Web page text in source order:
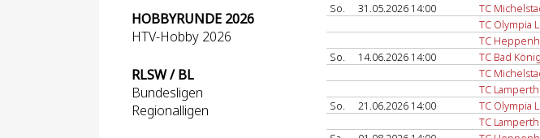
HOBBYRUNDE 2026
HTV-Hobby 2026
RLSW / BL
Bundesligen
Regionalligen
So.
31.05.2026 14:00 TC
TC Olympia
TC
So.
14.06.2026 14:00 TC Bad König
TC
TC
So.
21.06.2026 14:00 TC Olympia
TC